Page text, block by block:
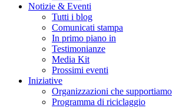
Notizie & Eventi
Tutti i blog
Comunicati stampa
In primo piano in
Testimonianze
Media Kit
Prossimi eventi
Iniziative
Organizzazioni che supportiamo
Programma di riciclaggio